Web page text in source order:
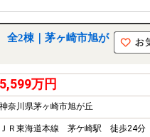
2棟｜茅ヶ崎市旭が
5,599万円
神奈川県茅ヶ崎市旭が丘
ＪＲ東海道本線 茅ケ崎駅 徒歩24分